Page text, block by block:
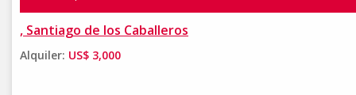
, Santiago de los Caballeros
Alquiler: US$ 3,000